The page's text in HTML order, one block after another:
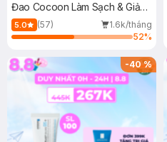
Đao Cocoon Làm Sạch & Giảm
Dầu 500ml
5.0 (57)
1.6k/tháng
52%
-40%